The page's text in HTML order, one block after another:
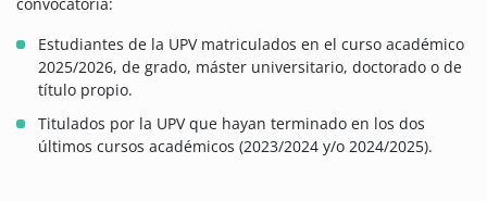
Estudiantes de la UPV matriculados en el curso académico
2025/2026, de grado, máster universitario, doctorado o de
título propio.
Titulados por la UPV que hayan terminado en los dos
últimos cursos académicos (2023/2024 y/o 2024/2025).